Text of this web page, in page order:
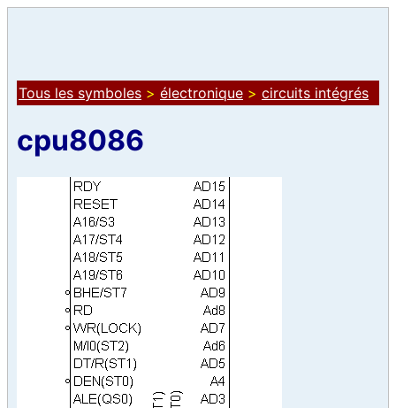
Tous les symboles > électronique > circuits intégrés
cpu8086